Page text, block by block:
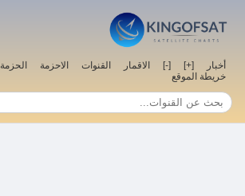
أخبار [+]
[-] الاقمار القنوات الاحزمة الحزمة
خريطة الموقع